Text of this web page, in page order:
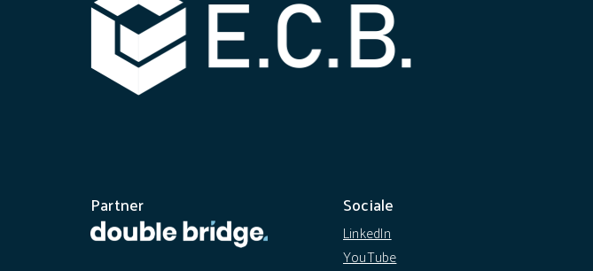
Partner Sociale
LinkedIn
YouTube